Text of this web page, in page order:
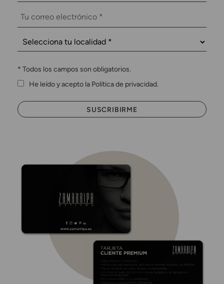
* Todos los campos son obligatorios.
He leído y acepto la Política de privacidad.